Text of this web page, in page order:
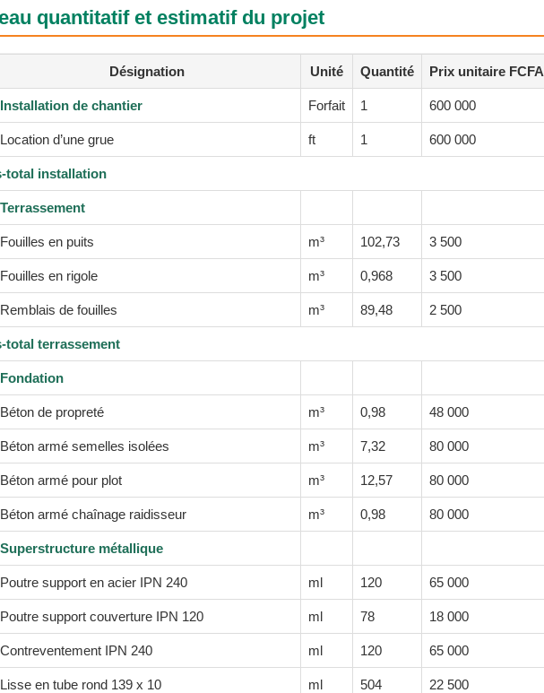
quantitatif et estimatif du projet
Désignation Unité Quantité Prix unitaire FCFA
Installation de chantier Forfait 1 600 000
Location d’une grue ft 1 600 000
total installation
Terrassement
Fouilles en puits m³ 102,73 3 500
Fouilles en rigole m³ 0,968 3 500
Remblais de fouilles m³ 89,48 2 500
total terrassement
Fondation
Béton de propreté m³ 0,98 48 000
Béton armé semelles isolées m³ 7,32 80 000
Béton armé pour plot m³ 12,57 80 000
Béton armé chaînage raidisseur m³ 0,98 80 000
Superstructure métallique
Poutre support en acier IPN 240 ml 120 65 000
Poutre support couverture IPN 120 ml 78 18 000
Contreventement IPN 240 ml 120 65 000
Lisse en tube rond 139 x 10 ml 504 22 500